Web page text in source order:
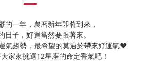
的一年，農曆新年即將到來，
日子，好運當然要跟著來。
氣趨勢，最希望的莫過於帶來好運氣❤
家來挑選12星座的命定香氣吧！